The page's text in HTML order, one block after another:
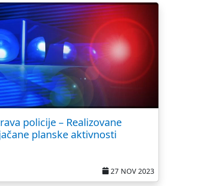
policije – Realizovane
planske aktivnosti
27 NOV 2023